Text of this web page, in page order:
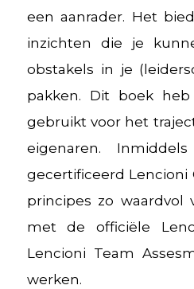
een aanrader. Het
inzichten die je
obstakels in je
pakken. Dit boek
gebruikt voor het
eigenaren.
gecertificeerd Lencioni
principes zo waardvol
met de officiële
Lencioni Team
werken.